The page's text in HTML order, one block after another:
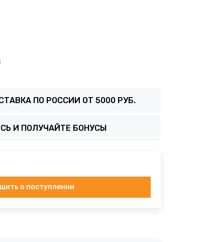
ПО РОССИИ ОТ 5000 РУБ.
И ПОЛУЧАЙТЕ БОНУСЫ
о поступлении